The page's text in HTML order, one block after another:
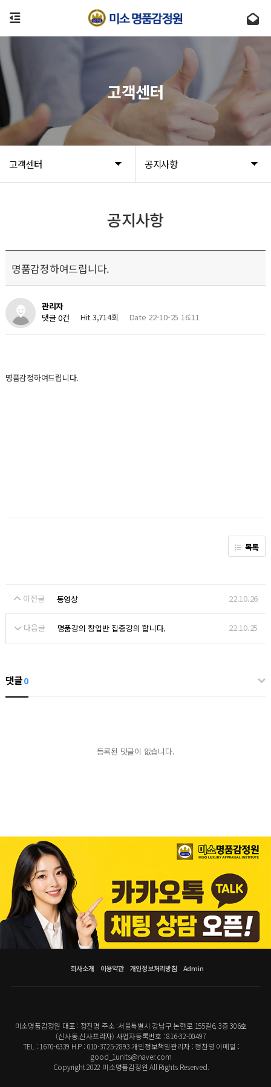
고객센터 공지사항
고객센터
공지사항
명품감정하여드립니다.
관리자
댓글 0건
Hit 3,714회 Date 22-10-25 16:11
명품감정하여드립니다.
목록
이전글 동영상 22.10.26
다음글 명품강의 창업반 집중강의 합니다. 22.10.25
댓글0
등록된 댓글이 없습니다.
회사소개 이용약관 개인정보처리방침 Admin
미소명품감정원 대표 : 정진명 주소 :서울특별시 강남구 논현로 155길6, 3층 306호
(신사동,신사프라자) 사업자등록번호 : 816-32-00497
TEL : 1670-6339 H.P : 010-3725-2893 개인정보책임관리자 : 정찬영 이메일 :
good_1units@naver.com
Copyright 2022 미소명품감정원 All Rights Reserved.